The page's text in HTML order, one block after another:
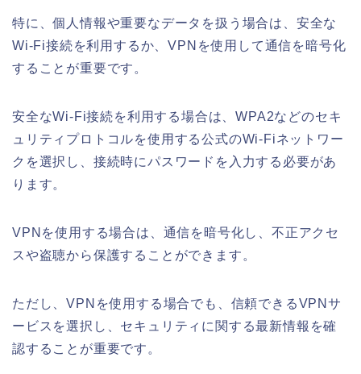
特に、個人情報や重要なデータを扱う場合は、安全な
Wi-Fi接続を利用するか、VPNを使用して通信を暗号化
することが重要です。
安全なWi-Fi接続を利用する場合は、WPA2などのセキ
ュリティプロトコルを使用する公式のWi-Fiネットワー
クを選択し、接続時にパスワードを入力する必要があ
ります。
VPNを使用する場合は、通信を暗号化し、不正アクセ
スや盗聴から保護することができます。
ただし、VPNを使用する場合でも、信頼できるVPNサ
ービスを選択し、セキュリティに関する最新情報を確
認することが重要です。